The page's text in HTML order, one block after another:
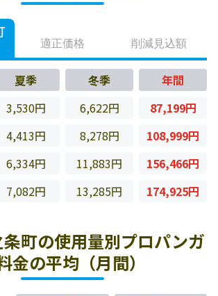
適正価格 削減見込額
夏季 冬季
年間
3,530円 6,622円
87,199円
4,413円 8,278円
108,999円
6,334円 11,883円
156,466円
7,082円 13,285円 174,925円
町の使用量別プロパンガ
金の平均（月間）